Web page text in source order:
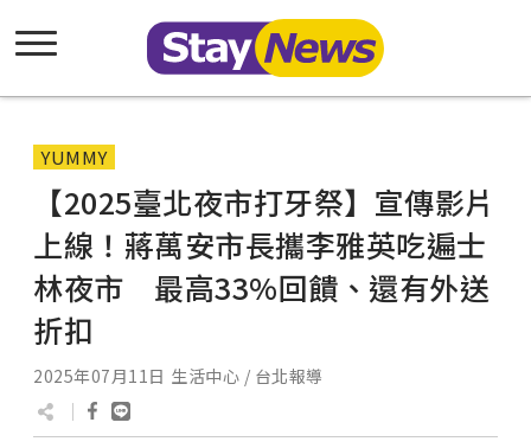
YUMMY
【2025臺北夜市打牙祭】宣傳影片
上線！蔣萬安市長攜李雅英吃遍士
林夜市 最高33%回饋、還有外送
折扣
2025年07月11日 生活中心 / 台北報導